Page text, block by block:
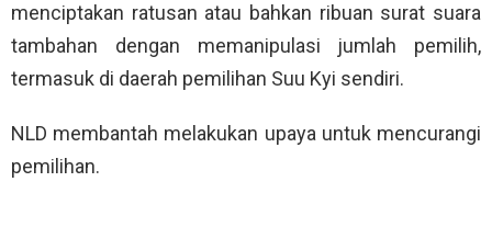
menciptakan ratusan atau bahkan ribuan surat suara
tambahan dengan memanipulasi jumlah pemilih,
termasuk di daerah pemilihan Suu Kyi sendiri.
NLD membantah melakukan upaya untuk mencurangi
pemilihan.